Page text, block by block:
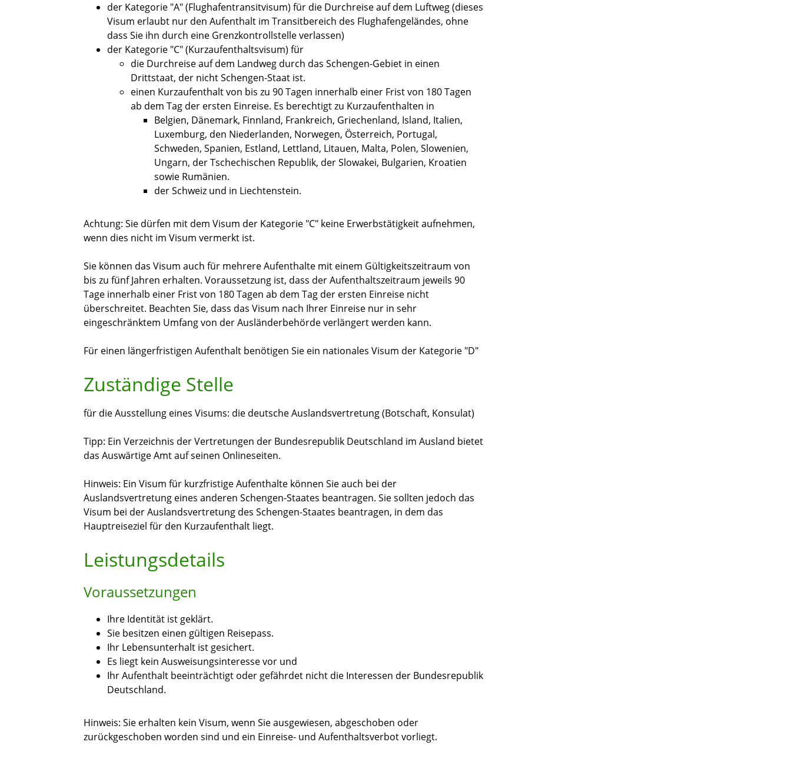
der Kategorie "A" (Flughafentransitvisum) für die Durchreise auf dem Luftweg(dieses
Visum erlaubt nur den Aufenthalt im Transitbereich des Flughafengeländes, ohne
dass Sie ihn durch eine Grenzkontrollstelle verlassen)
der Kategorie "C" (Kurzaufenthaltsvisum) für
die Durchreise auf dem Landweg durch das Schengen-Gebiet in einen
Drittstaat, der nicht Schengen-Staat ist.
einen Kurzaufenthalt von bis zu 90 Tagen innerhalb einer Frist von 180 Tagen
ab dem Tag der ersten Einreise. Es berechtigt zu Kurzaufenthalten in
Belgien, Dänemark, Finnland, Frankreich, Griechenland, Island, Italien,
Luxemburg, den Niederlanden, Norwegen, Österreich, Portugal,
Schweden, Spanien, Estland, Lettland, Litauen, Malta, Polen, Slowenien,
Ungarn, der Tschechischen Republik, der Slowakei, Bulgarien, Kroatien
sowie Rumänien.
der Schweiz und in Liechtenstein.
Achtung: Sie dürfen mit dem Visum der Kategorie "C" keine Erwerbstätigkeit aufnehmen,
wenn dies nicht im Visum vermerkt ist.
Sie können das Visum auch für mehrere Aufenthalte mit einem Gültigkeitszeitraum von
bis zu fünf Jahren erhalten. Voraussetzung ist, dass der Aufenthaltszeitraum jeweils 90
Tage innerhalb einer Frist von 180 Tagen ab dem Tag der ersten Einreise nicht
überschreitet. Beachten Sie, dass das Visum nach Ihrer Einreise nur in sehr
eingeschränktem Umfang von der Ausländerbehörde verlängert werden kann.
Für einen längerfristigen Aufenthalt benötigen Sie ein nationales Visum der Kategorie "D"
Zuständige Stelle
für die Ausstellung eines Visums: die deutsche Auslandsvertretung (Botschaft, Konsulat)
Tipp: Ein Verzeichnis der Vertretungen der Bundesrepublik Deutschland im Ausland bietet
das Auswärtige Amt auf seinen Onlineseiten.
Hinweis: Ein Visum für kurzfristige Aufenthalte können Sie auch bei der
Auslandsvertretung eines anderen Schengen-Staates beantragen. Sie sollten jedoch das
Visum bei der Auslandsvertretung des Schengen-Staates beantragen, in dem das
Hauptreiseziel für den Kurzaufenthalt liegt.
Leistungsdetails
Voraussetzungen
Ihre Identität ist geklärt.
Sie besitzen einen gültigen Reisepass.
Ihr Lebensunterhalt ist gesichert.
Es liegt kein Ausweisungsinteresse vor und
Ihr Aufenthalt beeinträchtigt oder gefährdet nicht die Interessen der Bundesrepublik
Deutschland.
Hinweis: Sie erhalten kein Visum, wenn Sie ausgewiesen, abgeschoben oder
zurückgeschoben worden sind und ein Einreise- und Aufenthaltsverbot vorliegt.